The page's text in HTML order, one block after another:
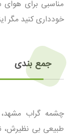
مناسبی برای هوای
خودداری کنید مگر
جمع بندی
چشمه گراب
طبیعی بی نظیرش،